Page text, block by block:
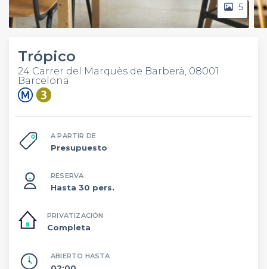
5
Trópico
24 Carrer del Marquès de Barberà, 08001
Barcelona
A PARTIR DE
Presupuesto
RESERVA
Hasta 30 pers.
PRIVATIZACIÓN
Completa
ABIERTO HASTA